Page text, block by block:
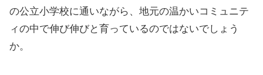
の公立小学校に通いながら、地元の温かいコミュニテ
ィの中で伸び伸びと育っているのではないでしょう
か。